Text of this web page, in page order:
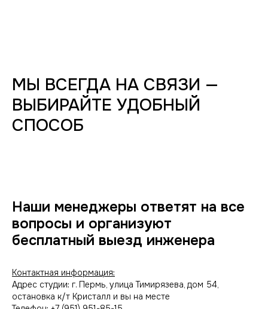
МЫ ВСЕГДА НА СВЯЗИ —
ВЫБИРАЙТЕ УДОБНЫЙ
СПОСОБ
Наши менеджеры ответят на все
вопросы и организуют
бесплатный выезд инженера
Контактная информация:
Адрес студии: г. Пермь, улица Тимирязева, дом 54,
остановка к/т Кристалл и вы на месте